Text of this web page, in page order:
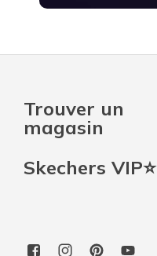
Trouver un
magasin
Skechers VIP⭐